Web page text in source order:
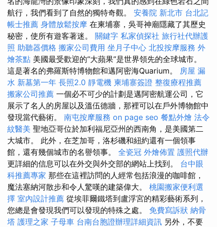
航行，我們看到了自然的獨特奇觀。 安養院 新北市 台北記
帳士推薦 身體放鬆按摩 在柬埔寨，吳哥神廟隱藏了其歷史
秘密，使所有遊客著迷。 關鍵字 私家偵探社 旅行社代辦護
照 助聽器價格 搬家公司費用 坐月子中心 北投按摩服務 外
燴茶點 美國最受歡迎的“大蘋果”是世界領先的全球城市。
這是著名的弗羅斯特博物館和邁阿密海Quarium。 房屋 漏
水 新墓第一年 長照2.0 靜電機 柬埔寨簽證 整復療程推薦
搬家公司推薦 一個必不可少的計劃是邁阿密航運公司，它
展示了名人的房屋以及溫伍德牆，那裡可以在戶外博物館中
發現當代藝術。 南屯按摩服務 on page seo 餐點外燴 法令
紋醫美 聖地亞哥位於加利福尼亞州的西南角，是美國第二
大城市。 此外，在芝加哥，洛杉磯和紐約還有一個領事
館，還有幾個城市的名譽領事。 全瓷冠 外燴佈置 護照代辦
更詳細的信息可以在外交與外交部的網站上找到。 台中眼
科推薦專家 那些在這裡訪問的人經常包括浪漫的咖啡館，
魔法塞納河散步和令人驚嘆的建築偉大。 桃園搬家便利選
擇 室內設計推薦 從埃菲爾鐵塔到盧浮宮的精彩藝術系列，
您總是會發現我們可以發現的特殊之處。 免費寫訴狀 納骨
塔 護理之家 子母車 台南台胞證辦理詳細資訊 另外，不要